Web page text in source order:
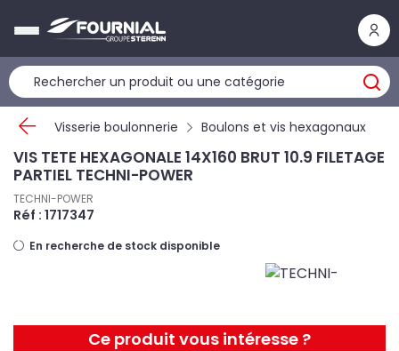
Visserie boulonnerie Boulons et vis hexagonaux
Ce produit vous intéresse ?
VIS TETE HEXAGONALE 14X160 BRUT 10.9 FILETAGE
PARTIEL TECHNI-POWER
TECHNI-POWER
Réf : 1717347
En recherche de stock disponible